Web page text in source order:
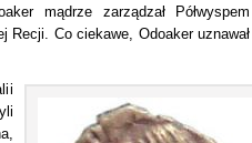
mądrze zarządzał Półwyspem
Recji. Co ciekawe, Odoaker uznawał